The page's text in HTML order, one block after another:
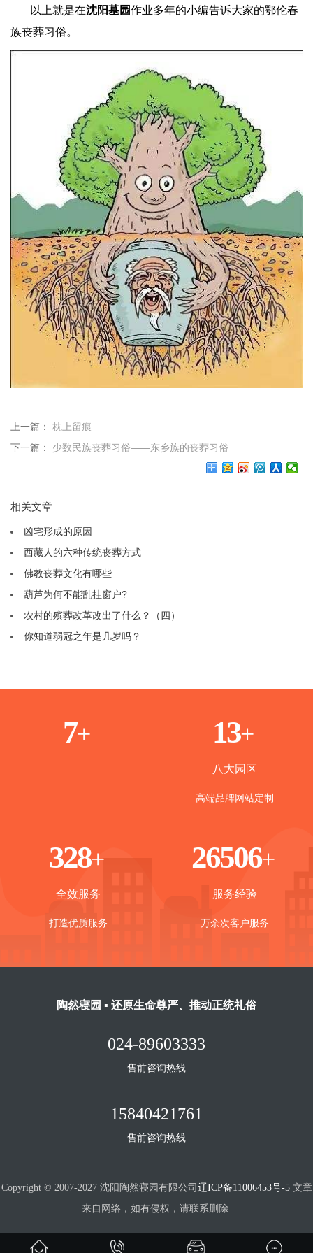
以上就是在沈阳墓园作业多年的小编告诉大家的鄂伦春
族丧葬习俗。
上一篇： 枕上留痕
下一篇： 少数民族丧葬习俗——东乡族的丧葬习俗
相关文章
凶宅形成的原因
西藏人的六种传统丧葬方式
佛教丧葬文化有哪些
葫芦为何不能乱挂窗户?
农村的殡葬改革改出了什么？（四）
你知道弱冠之年是几岁吗？
1+ 8+
八大园区
高端品牌网站定制
365+
全效服务
打造优质服务
30000+
服务经验
万余次客户服务
陶然寝园 ▪ 还原生命尊严、推动正统礼俗
024-89603333
售前咨询热线
15840421761
售前咨询热线
Copyright © 2007-2027 沈阳陶然寝园有限公司 辽ICP备11006453号-5文章
来自网络，如有侵权，请联系删除